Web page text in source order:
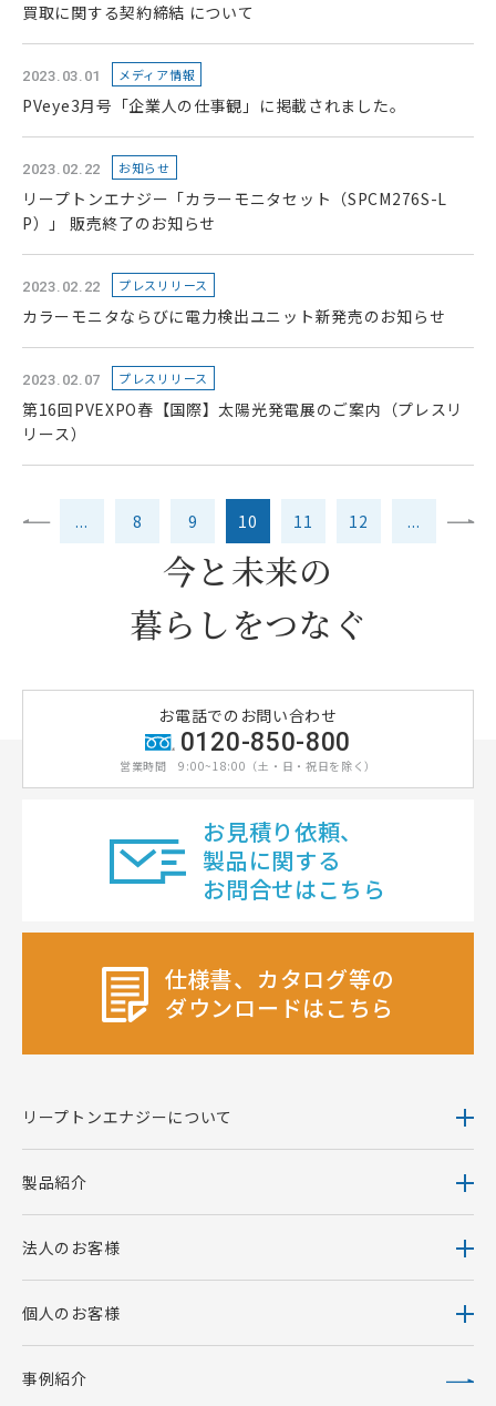
買取に関する契約締結 について
2023.03.01 メディア情報
PVeye3月号「企業人の仕事観」に掲載されました。
2023.02.22 お知らせ
リープトンエナジー「カラーモニタセット（SPCM276S-L
P）」 販売終了のお知らせ
2023.02.22 プレスリリース
カラーモニタならびに電力検出ユニット新発売のお知らせ
2023.02.07 プレスリリース
第16回PVEXPO春【国際】太陽光発電展のご案内（プレスリ
リース）
... 8 9 10 11 12 ...
今と未来の
暮らしをつなぐ
お電話でのお問い合わせ
0120-850-800
営業時間 9:00~18:00（土・日・祝日を除く）
お見積り依頼、
製品に関する
お問合せはこちら
仕様書、カタログ等の
ダウンロードはこちら
リープトンエナジーについて
製品紹介
法人のお客様
個人のお客様
事例紹介